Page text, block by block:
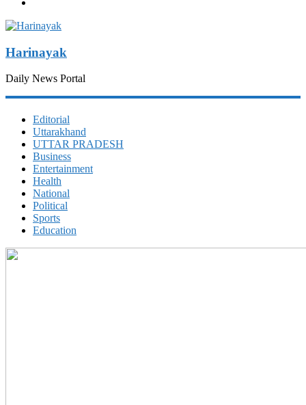
Harinayak
Daily News Portal
Editorial
Uttarakhand
UTTAR PRADESH
Business
Entertainment
Health
National
Political
Sports
Education